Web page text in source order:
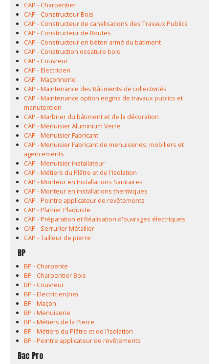
CAP - Charpentier
CAP - Constructeur Bois
CAP - Constructeur de canalisations des Travaux Publics
CAP - Constructeur de Routes
CAP - Constructeur en béton armé du bâtiment
CAP - Construction ossature bois
CAP - Couvreur
CAP - Electricien
CAP - Maçonnerie
CAP - Maintenance des Bâtiments de collectivités
CAP - Maintenance option engins de travaux publics et
manutention
CAP - Marbrier du bâtiment et de la décoration
CAP - Menuisier Aluminium Verre
CAP - Menuisier Fabricant
CAP - Menuisier Fabricant de menuiseries, mobiliers et
agencements
CAP - Menuisier installateur
CAP - Métiers du Plâtre et de l'Isolation
CAP - Monteur en Installations Sanitaires
CAP - Monteur en installations thermiques
CAP - Peintre applicateur de revêtements
CAP - Platrier Plaquiste
CAP - Préparation et Réalisation d'ouvrages électriques
CAP - Serrurier Métallier
CAP - Tailleur de pierre
BP
BP - Charpente
BP - Charpentier Bois
BP - Couvreur
BP - Electricien(ne)
BP - Maçon
BP - Menuiserie
BP - Métiers de la Pierre
BP - Métiers du Plâtre et de l'Isolation
BP - Peintre applicateur de revêtements
Bac Pro